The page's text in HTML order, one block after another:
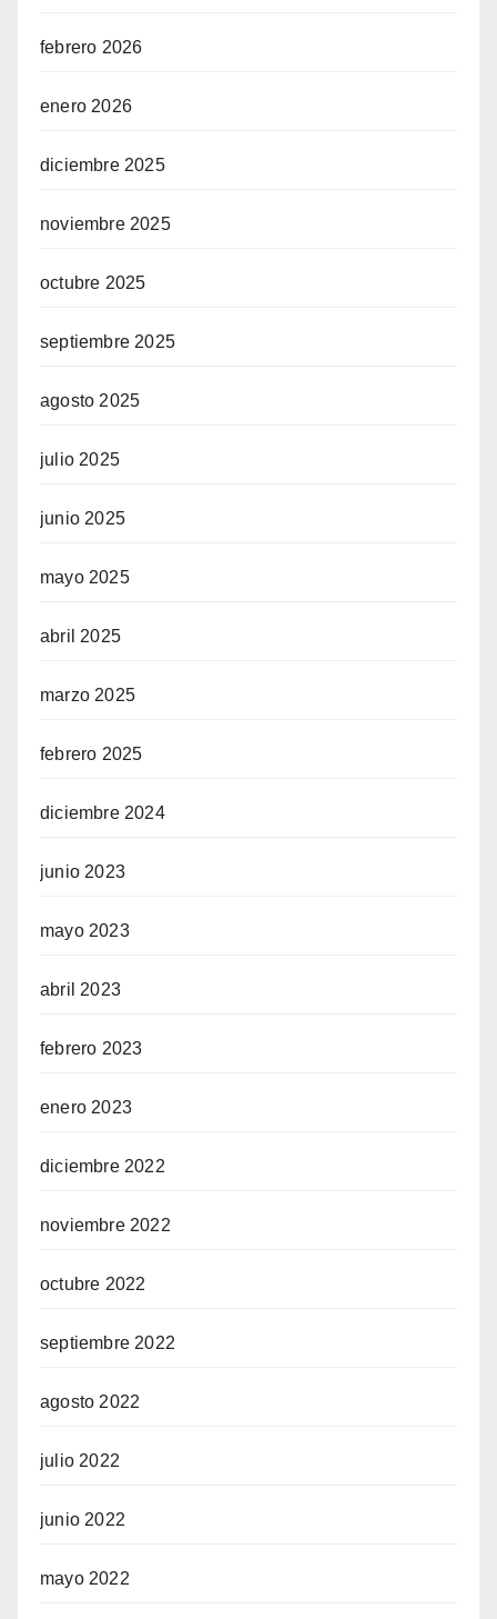
febrero 2026
enero 2026
diciembre 2025
noviembre 2025
octubre 2025
septiembre 2025
agosto 2025
julio 2025
junio 2025
mayo 2025
abril 2025
marzo 2025
febrero 2025
diciembre 2024
junio 2023
mayo 2023
abril 2023
febrero 2023
enero 2023
diciembre 2022
noviembre 2022
octubre 2022
septiembre 2022
agosto 2022
julio 2022
junio 2022
mayo 2022